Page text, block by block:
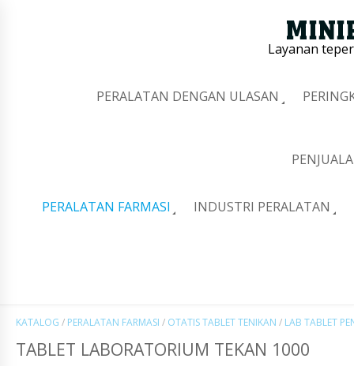
Layanan
PERALATAN DENGAN ULASAN
PERALATAN FARMASI INDUSTRI PERALATAN
KATALOG / PERALATAN FARMASI / OTATIS TABLET TENIKAN / LAB TABLET
TABLET LABORATORIUM TEKAN 1000